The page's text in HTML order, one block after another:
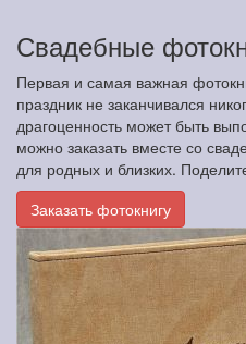
Свадебные
Первая и самая важная
праздник не заканчивался
драгоценность может быть
можно заказать вместе со
для родных и близких.
Заказать фотокнигу